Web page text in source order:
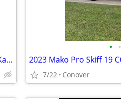
BRAND NEW!! Tandem Kayak, Two Person Kayak, Double Seat, Pedal Drive @
• •
2023 Mako Pro Skiff 19
7/22 Conover